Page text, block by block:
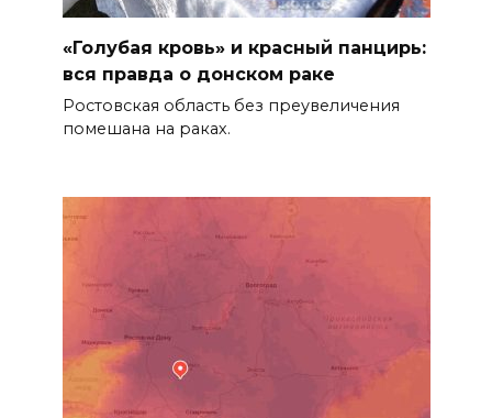
«Голубая кровь» и красный панцирь:
вся правда о донском раке
Ростовская область без преувеличения
помешана на раках.